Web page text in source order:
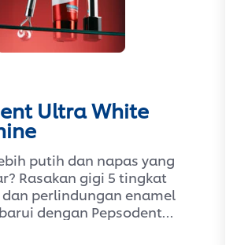
Ultra White
putih dan napas yang
Rasakan gigi 5 tingkat
perlindungan enamel
dengan Pepsodent